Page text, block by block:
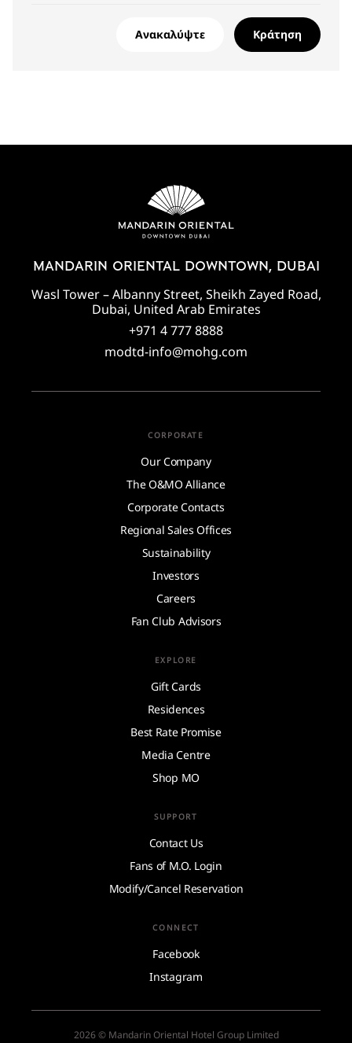
Ανακαλύψτε Κράτηση
MANDARIN ORIENTAL DOWNTOWN, DUBAI
Wasl Tower – Albanny Street, Sheikh Zayed Road,
Dubai, United Arab Emirates
+971 4 777 8888
modtd-info@mohg.com
CORPORATE
Our Company
The O&MO Alliance
Corporate Contacts
Regional Sales Offices
Sustainability
Investors
Careers
Fan Club Advisors
EXPLORE
Gift Cards
Residences
Best Rate Promise
Media Centre
Shop MO
SUPPORT
Contact Us
Fans of M.O. Login
Modify/Cancel Reservation
CONNECT
Facebook
Instagram
2026 © Mandarin Oriental Hotel Group Limited